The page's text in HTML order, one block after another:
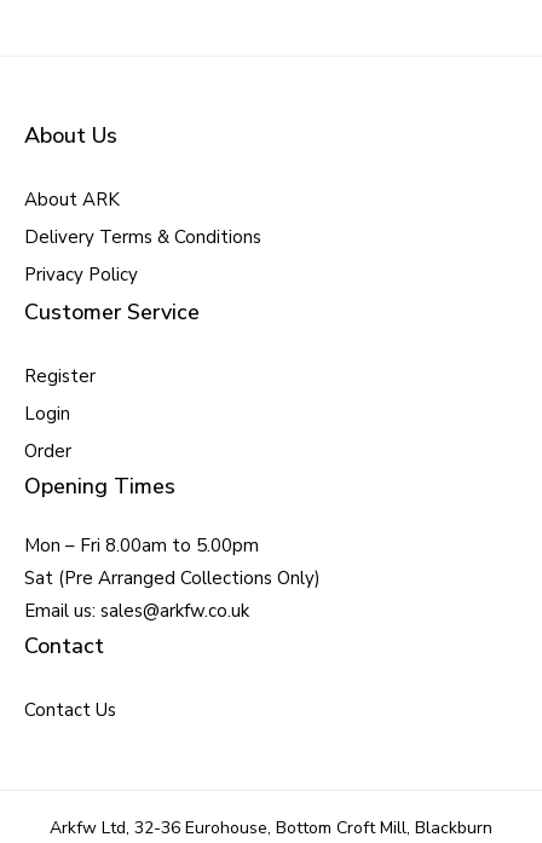
About Us
About ARK
Delivery Terms & Conditions
Privacy Policy
Customer Service
Register
Login
Order
Opening Times
Mon – Fri 8.00am to 5.00pm
Sat (Pre Arranged Collections Only)
Email us: sales@arkfw.co.uk
Contact
Contact Us
Arkfw Ltd, 32-36 Eurohouse, Bottom Croft Mill, Blackburn